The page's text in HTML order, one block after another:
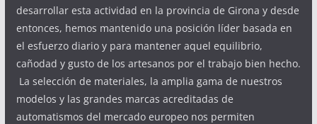
desarrollar esta actividad en la provincia de Girona y desde
entonces, hemos mantenido una posición líder basada en
el esfuerzo diario y para mantener aquel equilibrio,
cañodad y gusto de los artesanos por el trabajo bien hecho.
La selección de materiales, la amplia gama de nuestros
modelos y las grandes marcas acreditadas de
automatismos del mercado europeo nos permiten